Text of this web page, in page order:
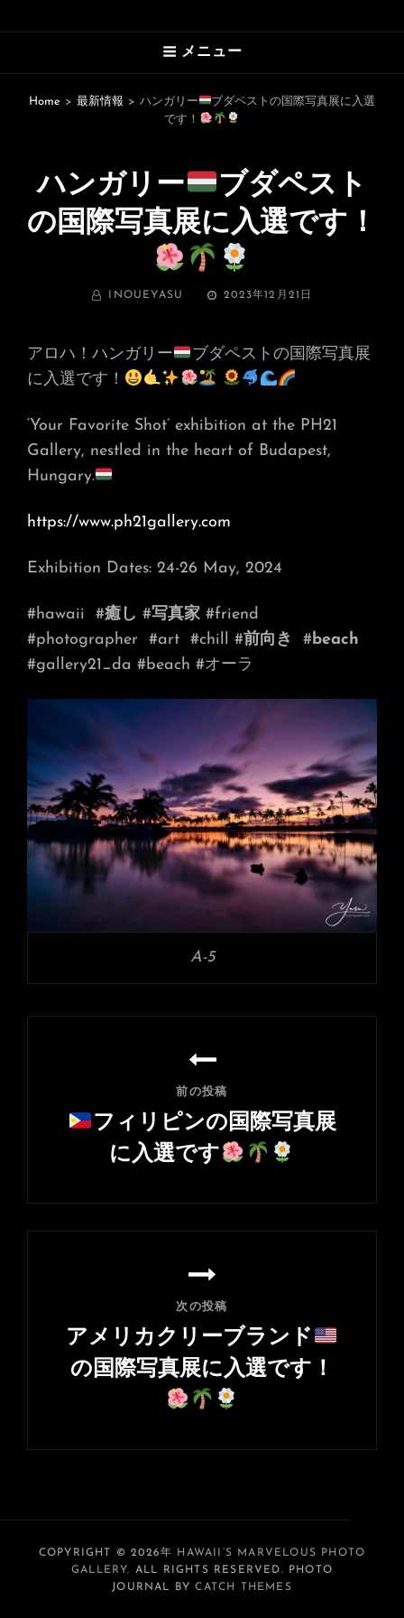
HAWAII’S MARVELOUS PHOTO
An Uplifting Photo Collection By
Photographer Yasu
メニュー
Home > 最新情報 > ハンガリー
ブダペストの国際写真展に入選
です！
ハンガリー
ブダペスト
の国際写真展に入選です！
BY INOUEYASU
投
2023年12月21日
アロハ！ハンガリー
ブダペストの国際写真展
に入選です！
‘Your Favorite Shot’ exhibition at the PH21
Gallery, nestled in the heart of Budapest,
Hungary.
https://www.ph21gallery.com
Exhibition Dates: 24-26 May, 2024
#hawaii #癒し #写真家 #friend
#photographer
#art #chill #前向き #beach
#gallery21_da #beach #オーラ
A-5
シ
ョ
前の投稿
フィリピンの国際写真展
に入選です
の
投
次の投稿
アメリカクリーブランド
の国際写真展に入選です！
の
COPYRIGHT © 2026年
HAWAII’S MARVELOUS PHOTO
GALLERY. ALL RIGHTS RESERVED. PHOTO
JOURNAL BYCATCH THEMES